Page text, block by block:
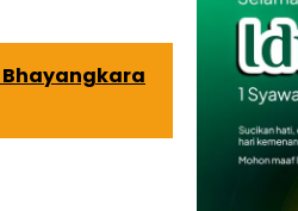
Bhayangkara